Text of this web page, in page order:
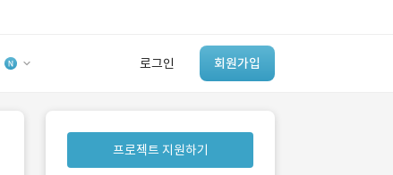
로그인 회원가입
유사사례 검색 AI
‘이런 거’ 만들어본
프로젝트 지원하기